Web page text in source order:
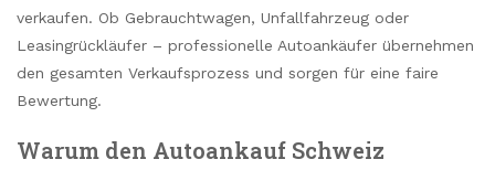
verkaufen. Ob Gebrauchtwagen, Unfallfahrzeug oder
Leasingrückläufer – professionelle Autoankäufer übernehmen
den gesamten Verkaufsprozess und sorgen für eine faire
Bewertung.
Warum den Autoankauf Schweiz